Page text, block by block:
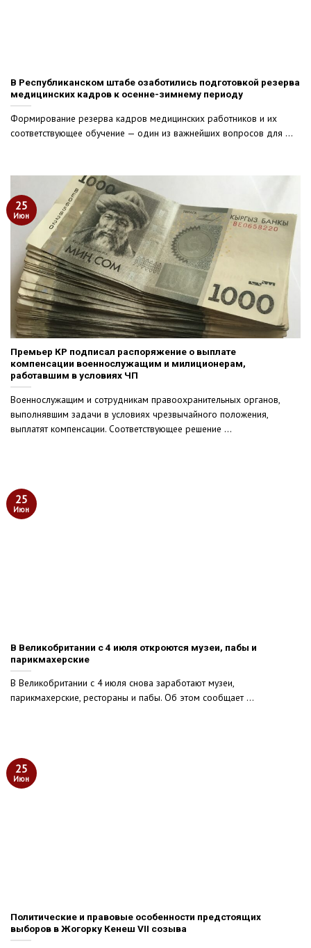
В Республиканском штабе озаботились подготовкой резерва
медицинских кадров к осенне-зимнему периоду
Формирование резерва кадров медицинских работников и их
соответствующее обучение — один из важнейших вопросов для ...
Премьер КР подписал распоряжение о выплате
компенсации военнослужащим и милиционерам,
работавшим в условиях ЧП
Военнослужащим и сотрудникам правоохранительных органов,
выполнявшим задачи в условиях чрезвычайного положения,
выплатят компенсации. Соответствующее решение ...
25
Июн
В Великобритании с 4 июля откроются музеи, пабы и
парикмахерские
В Великобритании с 4 июля снова заработают музеи,
парикмахерские, рестораны и пабы. Об этом сообщает ...
25
Июн
Политические и правовые особенности предстоящих
выборов в Жогорку Кенеш VII созыва
25
Июн